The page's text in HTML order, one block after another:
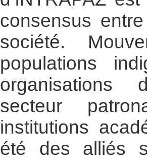
consensus
société.
populations
organisations
secteur
institutions
été des alliés